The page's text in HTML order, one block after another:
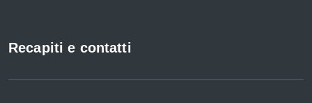
Recapiti e contatti